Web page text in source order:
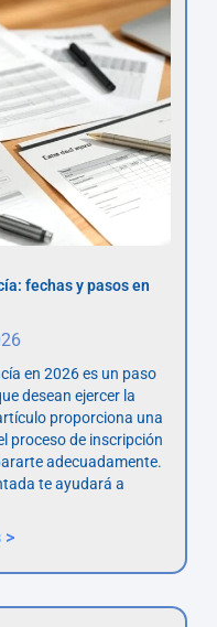
fechas y pasos en
en 2026 es un paso
desean ejercer la
proporciona una
proceso de inscripción
adecuadamente.
te ayudará a
>